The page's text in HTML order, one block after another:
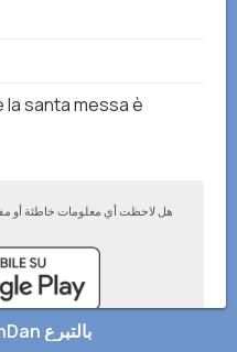
la santa messa è
هل لاحظت أي معلومات خاطئة أو
دعم DinDonDan بالتبرع